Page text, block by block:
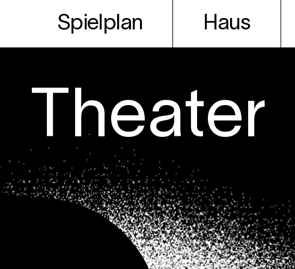
Spielplan Haus
Theater